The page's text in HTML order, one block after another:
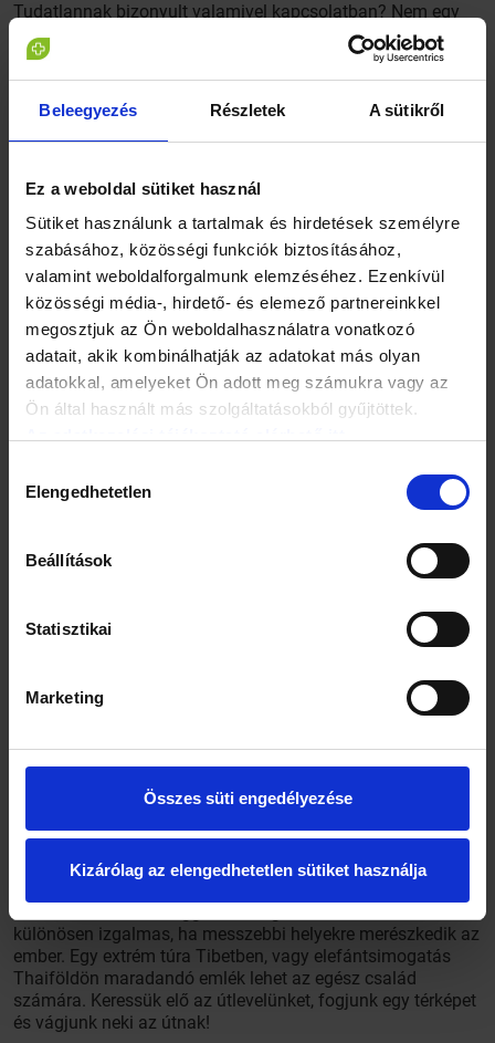
Beleegyezés Részletek A sütikről
Ez a weboldal sütiket használ
Sütiket használunk a tartalmak és hirdetések személyre
szabásához, közösségi funkciók biztosításához,
valamint weboldalforgalmunk elemzéséhez. Ezenkívül
közösségi média-, hirdető- és elemező partnereinkkel
megosztjuk az Ön weboldalhasználatra vonatkozó
adatait, akik kombinálhatják az adatokat más olyan
adatokkal, amelyeket Ön adott meg számukra vagy az
Ön által használt más szolgáltatásokból gyűjtöttek.
kiválasztása
Elengedhetetlen
Beállítások
Statisztikai
Marketing
Összes süti engedélyezése
Kizárólag az elengedhetetlen sütiket használja
Tudatlannak bizonyult valamivel kapcsolatban? Nem egy
emberrel fordult már ez elő. Viszont kevesekben van meg az
a bátorság, hogy ezt el is ismerjék. Higgye el, nem lesz attól
kevesebb, hogyha vállalja „esendőségét".
Nem is ijesztőek
Ha az a célja, hogy büntesse a szemét vagy bosszút álljon a
falain egy régi sérelemért, vegyen tömeggyártású
kerüljön a falra? Vegyen egy eredeti műtárgyat – egy
egyedi alkotásokat vehet elérhető áron, és még az is lehet,
hogy néhány év múlva a megvásárolt műalkotás sokat fog
érni.8. Egzotikus helyre utazom
különösen izgalmas, ha messzebbi helyekre merészkedik az
ember. Egy extrém túra Tibetben, vagy elefántsimogatás
Thaiföldön maradandó emlék lehet az egész család
számára. Keressük elő az útlevelünket, fogjunk egy térképet
és vágjunk neki az útnak!